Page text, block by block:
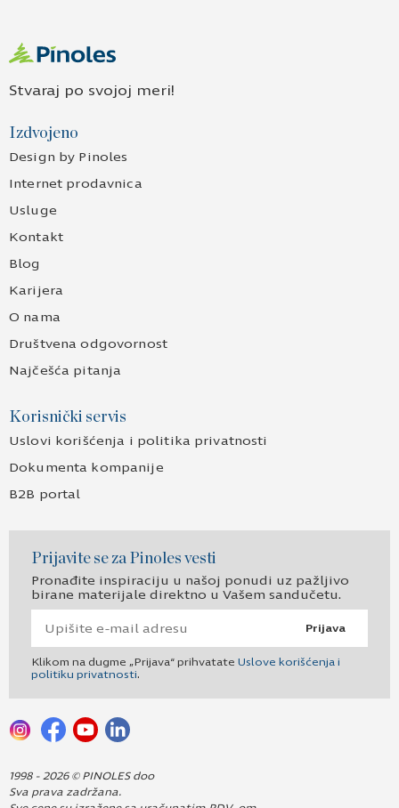
Stvaraj po svojoj meri!
Izdvojeno
Design by Pinoles
Internet prodavnica
Usluge
Kontakt
Blog
Karijera
O nama
Društvena odgovornost
Najčešća pitanja
Korisnički servis
Uslovi korišćenja i politika privatnosti
Dokumenta kompanije
B2B portal
Prijavite se za Pinoles vesti
Pronađite inspiraciju u našoj ponudi uz pažljivo
birane materijale direktno u Vašem sandučetu.
Prijava
Klikom na dugme „Prijava“ prihvatate Uslove korišćenja i
politiku privatnosti.
1998 - 2026 © PINOLES doo
Sva prava zadržana.